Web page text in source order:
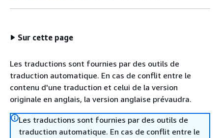
Sur cette page
Les traductions sont fournies par des outils de
traduction automatique. En cas de conflit entre le
contenu d'une traduction et celui de la version
originale en anglais, la version anglaise prévaudra.
Les traductions sont fournies par des outils de
traduction automatique. En cas de conflit entre le